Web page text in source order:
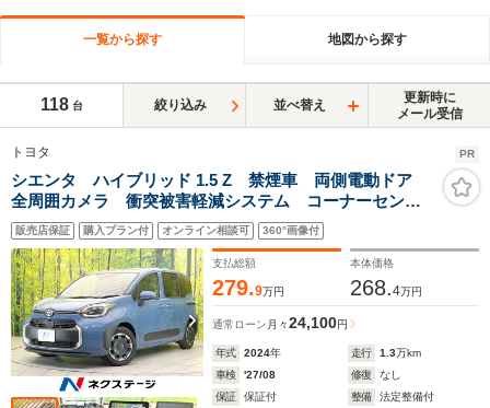
一覧から探す 地図から探す
118 台 絞り込み 並べ替え
更新時に
メール受信
トヨタ PR
シエンタ ハイブリッド 1.5 Z 禁煙車 両側電動ドア
全周囲カメラ 衝突被害軽減システム コーナーセンサ
ー スマートキー LEDヘッド ETC2.0 オートハイビ
ーム 車線逸脱警報 オートライト オートエアコン
Bluetooth
販売店保証 購入プラン付 オンライン相談可 360°画像付
支払総額
279.9万円
本体価格
268.4万円
通常ローン 月々24,100円
年式 2024年 走行 1.3万km
車検
'27/08 修復
なし
保証
保証付 整備
法定整備付